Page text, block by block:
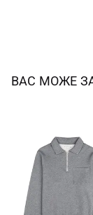
ВАС МОЖЕ